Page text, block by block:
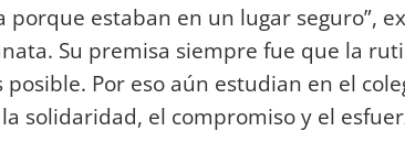
estaban en un lugar seguro”,
Su premisa siempre fue que la
Por eso aún estudian en el
solidaridad, el compromiso y el